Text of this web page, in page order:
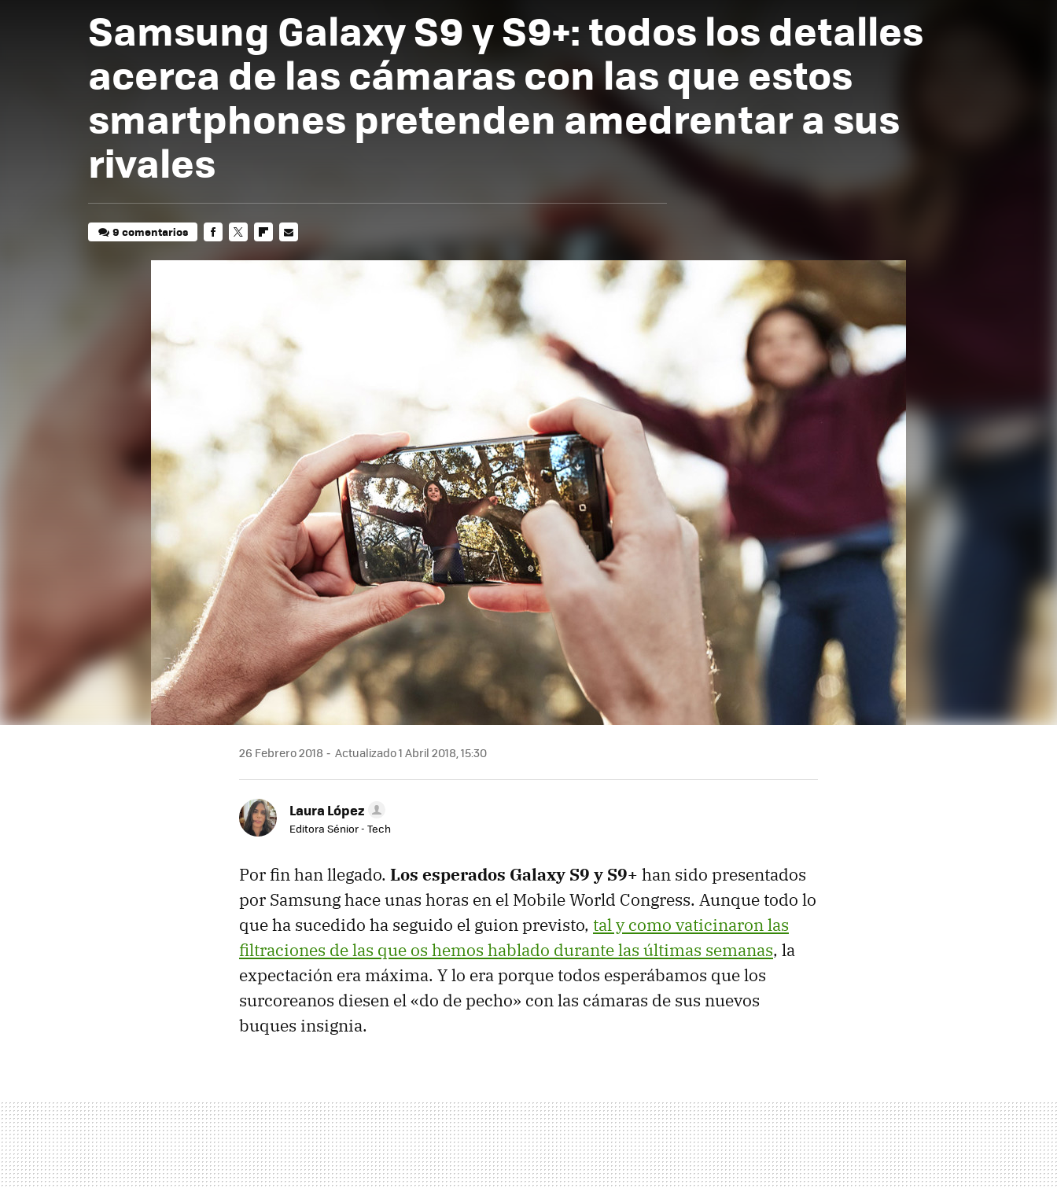
Samsung Galaxy S9 y S9+: todos los detalles
acerca de las cámaras con las que estos
smartphones pretenden amedrentar a sus
rivales
9 comentarios
26 Febrero 2018 Actualizado 1 Abril 2018, 15:30
Laura López
Editora Sénior - Tech
Por fin han llegado. Los esperados Galaxy S9 y S9+ han sido presentados
por Samsung hace unas horas en el Mobile World Congress. Aunque todo lo
que ha sucedido ha seguido el guion previsto, tal y como vaticinaron las
filtraciones de las que os hemos hablado durante las últimas semanas, la
expectación era máxima. Y lo era porque todos esperábamos que los
surcoreanos diesen el «do de pecho» con las cámaras de sus nuevos
buques insignia.